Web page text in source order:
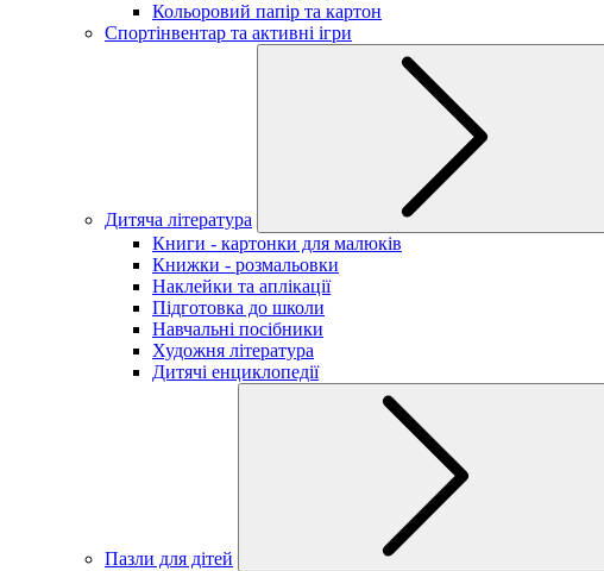
Кольоровий папір та картон
Спортінвентар та активні ігри
Дитяча література
Книги - картонки для малюків
Книжки - розмальовки
Наклейки та аплікації
Підготовка до школи
Навчальні посібники
Художня література
Дитячі енциклопедії
Пазли для дітей